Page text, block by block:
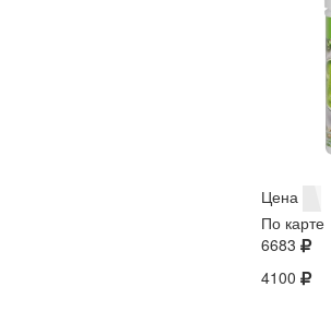
Цена
По карте
6683
4100